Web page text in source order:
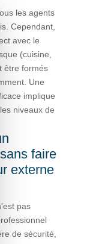
le
les agents
Cependant,
avec le
(cuisine,
être formés
Une
implique
niveaux de
faire
externe
pas
de sécurité,